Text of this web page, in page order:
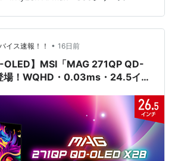
タの機密性やプライバシーを重視す
、開発者を主なターゲットとしてい
イス速報！！ • 16日前
OLED】MSI「MAG 271QP QD-
場！WQHD・0.03ms・24.5イン